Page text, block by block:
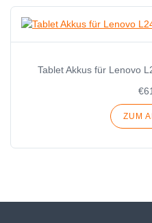
Tablet Akkus für Lenovo
ZUM